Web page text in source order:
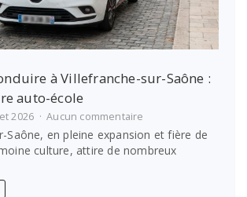
à Villefranche-sur-Saône :
auto-école
2026 Aucun commentaire
Permis
de
conduire
Saône, en pleine expansion et fière de
culture, attire de nombreux